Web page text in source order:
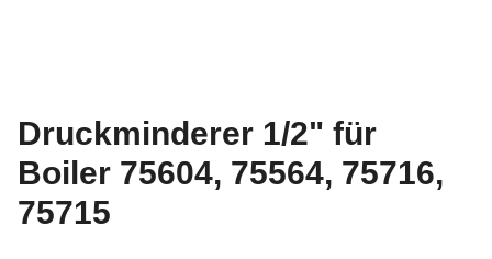
Druckminderer 1/2" für
Boiler 75604, 75564, 75716,
75715